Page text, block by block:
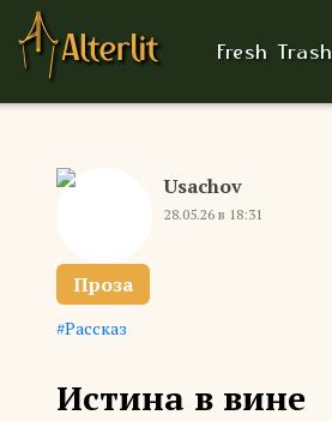
Fresh Trash
Usachov
28.05.26 в 18:31
Проза
Рассказ
Истина в вине